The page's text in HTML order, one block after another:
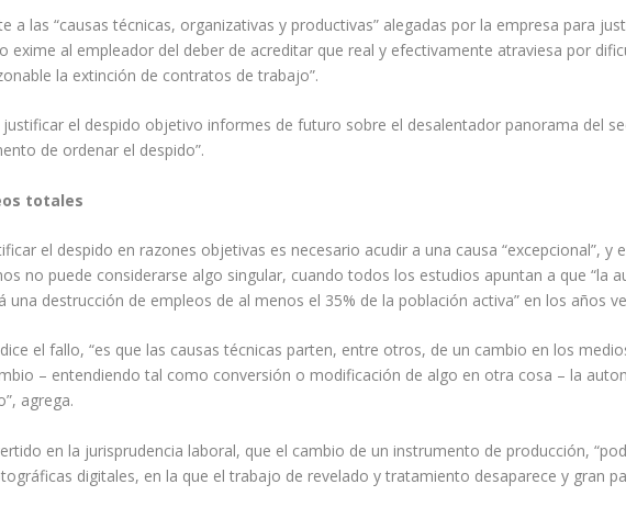
a las “causas técnicas, organizativas y productivas” alegadas por la empresa para
exime al empleador del deber de acreditar que real y efectivamente atraviesa por
la extinción de contratos de trabajo”.
el despido objetivo informes de futuro sobre el desalentador panorama del
de ordenar el despido”.
totales
el despido en razones objetivas es necesario acudir a una causa “excepcional”,
no puede considerarse algo singular, cuando todos los estudios apuntan a que “la
una destrucción de empleos de al menos el 35% de la población activa” en los años
el fallo, “es que las causas técnicas parten, entre otros, de un cambio en los
– entendiendo tal como conversión o modificación de algo en otra cosa – la
agrega.
en la jurisprudencia laboral, que el cambio de un instrumento de producción,
digitales, en la que el trabajo de revelado y tratamiento desaparece y gran